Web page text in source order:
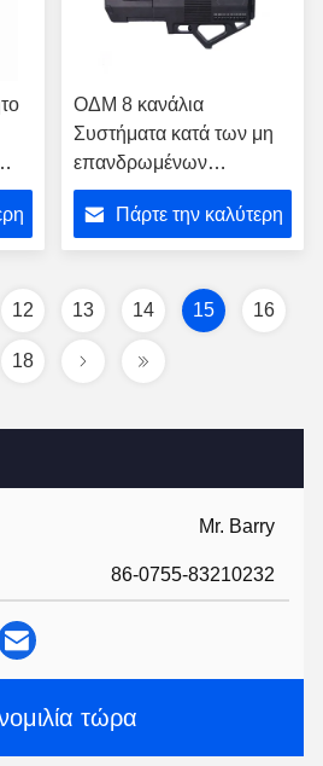
Mr. Barry
86-0755-83210232
τώρα
ΟΔΜ 8 κανάλια
Συστήματα κατά των μη
επανδρωμένων
αεροσκαφών VHF
Jammer Gun UAV FPV
Power Amplifier Module
Πάρτε την καλύτερη
12 13 14 15 16
18